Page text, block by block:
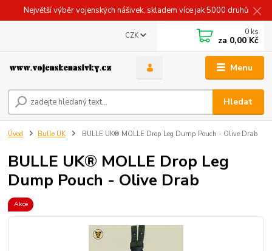
Největší výběr vojenských nášivek, skladem více jak 5000 druhů
Menu
CZK
Hledat
0 ks
za 0,00 Kč
Úvod Bulle UK BULLE UK® MOLLE Drop Leg Dump Pouch - Olive Drab
BULLE UK® MOLLE Drop Leg
Dump Pouch - Olive Drab
Akce